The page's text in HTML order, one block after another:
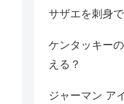
サザエを刺身
ケンタッキー
える？
ジャーマン ア